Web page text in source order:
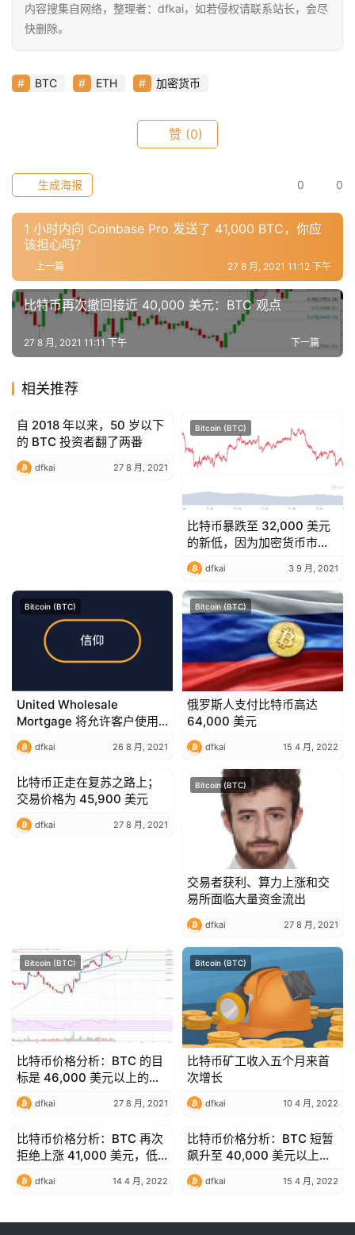
指
数
用
工
具
推
荐
内容搜集自网络，整理者：dfkai，如若侵权请联系站长，会尽
快删除。
BTC ETH 加密货币
赞 (0)
0 0
生成海报
1 小时内向 Coinbase Pro 发送了 41,000 BTC，你应
该担心吗？
上一篇 27 8 月, 2021 11:12 下午
比特币再次撤回接近 40,000 美元：BTC 观点
下一篇
27 8 月, 2021 11:11 下午
相关推荐
Bitcoin (BTC)
自 2018 年以来，50 岁以下
的 BTC 投资者翻了两番
dfkai 27 8 月, 2021
Bitcoin (BTC)
比特币暴跌至 32,000 美元
的新低，因为加密货币市场
损失了 800 美元
dfkai 3 9 月, 2021
Bitcoin (BTC)
United Wholesale
Mortgage 将允许客户使用
加密货币进行家庭付款
dfkai 26 8 月, 2021
Bitcoin (BTC)
俄罗斯人支付比特币高达
64,000 美元
dfkai 15 4 月, 2022
Bitcoin (BTC)
比特币正走在复苏之路上；
交易价格为 45,900 美元
dfkai 27 8 月, 2021
Bitcoin (BTC)
交易者获利、算力上涨和交
易所面临大量资金流出
dfkai 27 8 月, 2021
Bitcoin (BTC)
比特币价格分析：BTC 的目
标是 46,000 美元以上的更
多上涨空间
dfkai 27 8 月, 2021
Bitcoin (BTC)
比特币矿工收入五个月来首
次增长
dfkai 10 4 月, 2022
Bitcoin (BTC)
比特币价格分析：BTC 再次
拒绝上涨 41,000 美元，低
位高位？
dfkai 14 4 月, 2022
Bitcoin (BTC)
比特币价格分析：BTC 短暂
飙升至 40,000 美元以上，
随后缓慢走低？
dfkai 15 4 月, 2022